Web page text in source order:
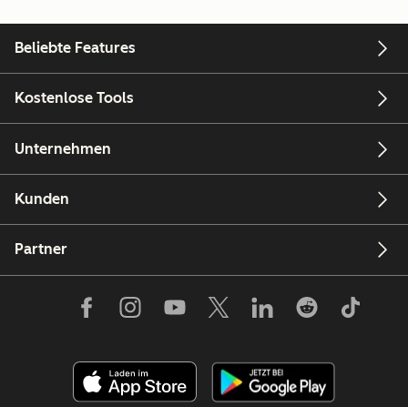
Beliebte Features
Kostenlose Tools
Unternehmen
Kunden
Partner